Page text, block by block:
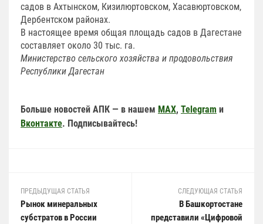
садов в Ахтынском, Кизилюртовском, Хасавюртовском,
Дербентском районах.
В настоящее время общая площадь садов в Дагестане
составляет около 30 тыс. га.
Министерство сельского хозяйства и продовольствия
Республики Дагестан
Больше новостей АПК — в нашем MAX, Telegram и
Вконтакте. Подписывайтесь!
ПРЕДЫДУЩАЯ СТАТЬЯ
Рынок минеральных
субстратов в России
СЛЕДУЮЩАЯ СТАТЬЯ
В Башкортостане
представили «Цифровой